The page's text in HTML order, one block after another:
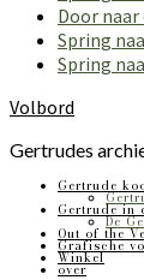
websiteDoor
Spring
Spring
Volbord
Gertrudes
Gertrude
Gertrude in
De
Out of the
Grafische
Winkel
over